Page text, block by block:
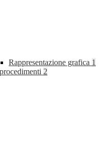
Rappresentazione grafica 1
2